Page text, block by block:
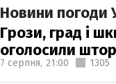
Новини погоди
Грози, град і
оголосили
7 серпня, 21:00 1305